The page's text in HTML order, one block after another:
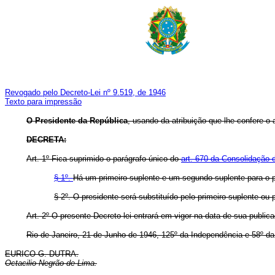
Revogado pelo Decreto-Lei nº 9.519, de 1946
Texto para impressão
O Presidente da República, usando da atribuição que lhe confere o
DECRETA:
Art. 1º Fica suprimido o parágrafo único doart. 670 da Consolidação
§ 1º.Há um primeiro suplente e um segundo suplente para o
§ 2º. O presidente será substituído pelo primeiro suplente
Art. 2º O presente Decreto-lei entrará em vigor na data de sua
Rio de Janeiro, 21 de Junho de 1946, 125º da Independência e 58º
EURICO G. DUTRA.
Octacilio Negrão de Lima.